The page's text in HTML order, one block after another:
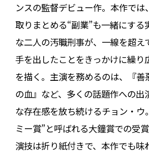
ンスの監督デビュー作。本作では
取りまとめる“副業”も一緒にする
な二人の汚職刑事が、一線を超え
手を出したことをきっかけに繰り
を描く。主演を務めるのは、『善
の血』など、多くの話題作への出
な存在感を放ち続けるチョン・ウ
ミー賞”と呼ばれる大鐘賞での受
演技は折り紙付きで、本作でも味